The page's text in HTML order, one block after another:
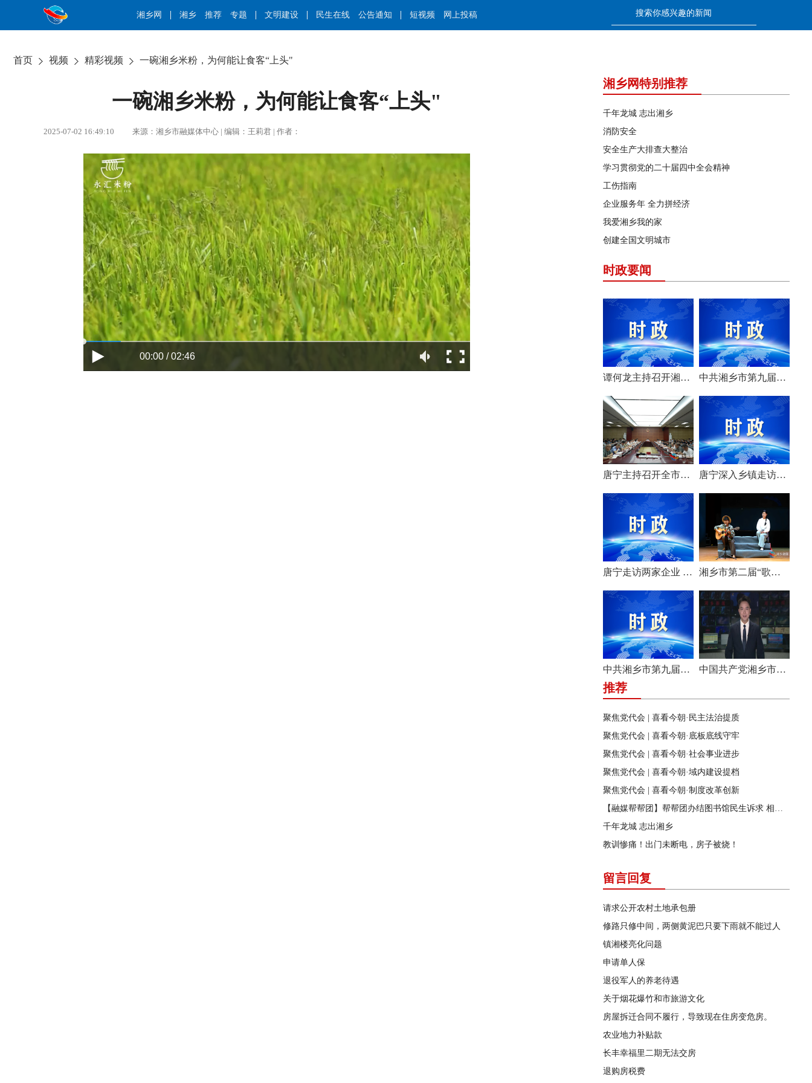
湘乡网 湘乡 推荐 专题 文明建设 民生在线 公告通知 短视频 网上投稿
首页 视频 精彩视频 一碗湘乡米粉，为何能让食客“上头"
一碗湘乡米粉，为何能让食客“上头"
2025-07-02 16:49:10 来源：湘乡市融媒体中心 | 编辑：王莉君 | 作者：
00:00 / 02:46
湘乡网特别推荐
千年龙城 志出湘乡
消防安全
安全生产大排查大整治
学习贯彻党的二十届四中全会精神
工伤指南
企业服务年 全力拼经济
我爱湘乡我的家
创建全国文明城市
时政要闻
谭何龙主持召开湘乡市第九届市委常委会（扩大）会议 中共湘乡市第九届委员会举行第一次全体会议 选举产生新一届市委常委班子
唐宁主持召开全市安全生产工作会议 唐宁深入乡镇走访调研
唐宁走访两家企业 问需问计促发展 湘乡市第二届“歌声飞扬·乐享湘乡”歌唱比赛圆满收官
中共湘乡市第九届纪律检查委员会举行第一次全体会议 中国共产党湘乡市第九次代表大会胜利闭幕
推荐
聚焦党代会 | 喜看今朝·民主法治提质
聚焦党代会 | 喜看今朝·底板底线守牢
聚焦党代会 | 喜看今朝·社会事业进步
聚焦党代会 | 喜看今朝·域内建设提档
聚焦党代会 | 喜看今朝·制度改革创新
【融媒帮帮团】帮帮团办结图书馆民生诉求 相关部门迅速行动 改善市民阅读环境
千年龙城 志出湘乡
教训惨痛！出门未断电，房子被烧！
留言回复
请求公开农村土地承包册
修路只修中间，两侧黄泥巴只要下雨就不能过人
镇湘楼亮化问题
申请单人保
退役军人的养老待遇
关于烟花爆竹和市旅游文化
房屋拆迁合同不履行，导致现在住房变危房。
农业地力补贴款
长丰幸福里二期无法交房
退购房税费